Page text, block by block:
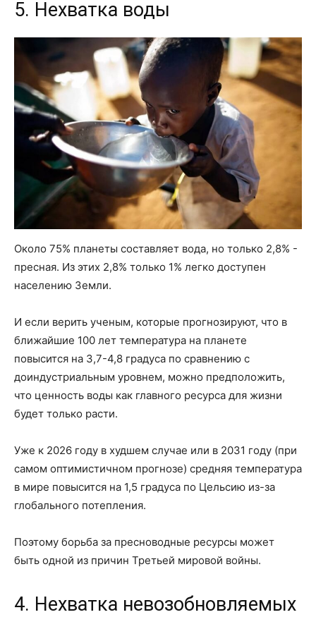
5. Нехватка воды
Около 75% планеты составляет вода, но только 2,8% -
пресная. Из этих 2,8% только 1% легко доступен
населению Земли.
И если верить ученым, которые прогнозируют, что в
ближайшие 100 лет температура на планете
повысится на 3,7-4,8 градуса по сравнению с
доиндустриальным уровнем, можно предположить,
что ценность воды как главного ресурса для жизни
будет только расти.
Уже к 2026 году в худшем случае или в 2031 году (при
самом оптимистичном прогнозе) средняя температура
в мире повысится на 1,5 градуса по Цельсию из-за
глобального потепления.
Поэтому борьба за пресноводные ресурсы может
быть одной из причин Третьей мировой войны.
4. Нехватка невозобновляемых